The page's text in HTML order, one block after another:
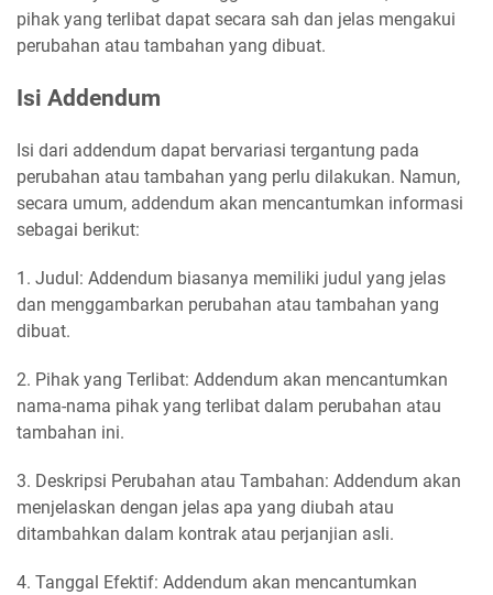
pihak yang terlibat dapat secara sah dan jelas mengakui
perubahan atau tambahan yang dibuat.
Isi Addendum
Isi dari addendum dapat bervariasi tergantung pada
perubahan atau tambahan yang perlu dilakukan. Namun,
secara umum, addendum akan mencantumkan informasi
sebagai berikut:
1. Judul: Addendum biasanya memiliki judul yang jelas
dan menggambarkan perubahan atau tambahan yang
dibuat.
2. Pihak yang Terlibat: Addendum akan mencantumkan
nama-nama pihak yang terlibat dalam perubahan atau
tambahan ini.
3. Deskripsi Perubahan atau Tambahan: Addendum akan
menjelaskan dengan jelas apa yang diubah atau
ditambahkan dalam kontrak atau perjanjian asli.
4. Tanggal Efektif: Addendum akan mencantumkan